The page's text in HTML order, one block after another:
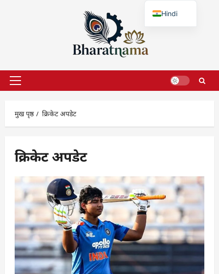
प्राथमिक
मुख पृष्ठ
क्रिकेट अपडेट
क्रिकेट अपडेट
Hindi